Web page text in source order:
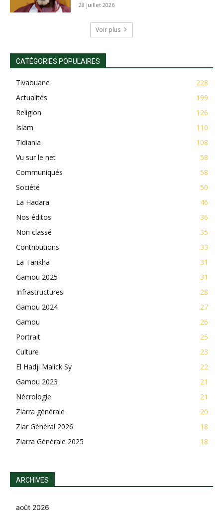
28 juillet 2026
Voir plus
CATÉGORIES POPULAIRES
Tivaouane
228
Actualités
199
Religion
126
Islam
110
Tidiania
108
Vu sur le net
58
Communiqués
58
Société
50
La Hadara
46
Nos éditos
36
Non classé
35
Contributions
33
La Tarikha
31
Gamou 2025
31
Infrastructures
28
Gamou 2024
27
Gamou
26
Portrait
25
Culture
23
El Hadji Malick Sy
22
Gamou 2023
21
Nécrologie
21
Ziarra générale
20
Ziar Général 2026
18
Ziarra Générale 2025
18
ARCHIVES
août 2026